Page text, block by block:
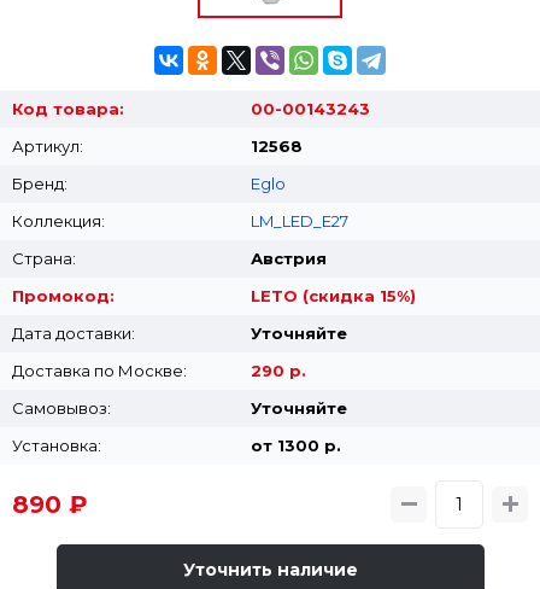
Код товара:
00-00143243
Артикул:
12568
Бренд:
Eglo
Коллекция:
LM_LED_E27
Страна:
Австрия
Промокод:
LETO (скидка 15%)
Дата доставки:
Уточняйте
Доставка по Москве:
290 р.
Самовывоз:
Уточняйте
Установка:
от 1300 p.
890 ₽
Уточнить наличие